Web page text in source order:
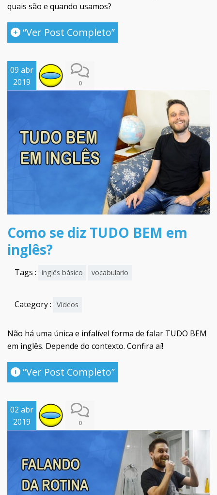
quais são e quando usamos?
“Ver Post Completo”
09 abr
2019
0
Como se diz TUDO BEM em
inglês?
Tags : inglês básico vocabulario
Category : Vídeos
Não há uma única e infalível forma de falar TUDO BEM
em inglês. Depende do contexto. Confira aí!
“Ver Post Completo”
02 abr
2019
0